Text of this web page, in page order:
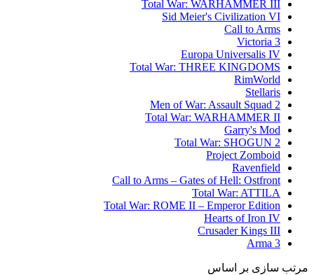
Total War: WARHAMMER III
Sid Meier's Civilization VI
Call to Arms
Victoria 3
Europa Universalis IV
Total War: THREE KINGDOMS
RimWorld
Stellaris
Men of War: Assault Squad 2
Total War: WARHAMMER II
Garry's Mod
Total War: SHOGUN 2
Project Zomboid
Ravenfield
Call to Arms – Gates of Hell: Ostfront
Total War: ATTILA
Total War: ROME II – Emperor Edition
Hearts of Iron IV
Crusader Kings III
Arma 3
مرتب سازی بر اساس